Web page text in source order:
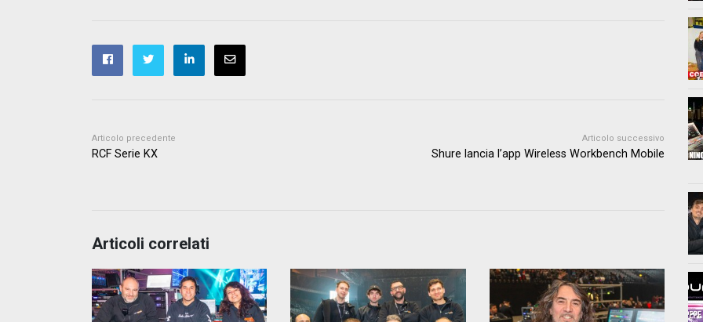
Articolo precedente
RCF Serie KX
Articolo successivo
Shure lancia l’app Wireless Workbench Mobile
Articoli correlati